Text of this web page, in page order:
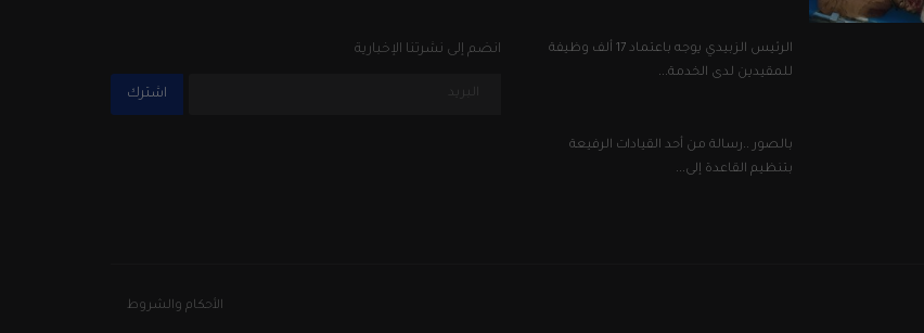
الرئيس الزبيدي يوجه باعتماد 17 ألف وظيفة
للمقيدين لدى الخدمة...
بالصور ..رسالة من أحد القيادات الرفيعة
بتنظيم القاعدة إلى...
انضم إلى نشرتنا الإخبارية
اشترك
الأحكام والشروط